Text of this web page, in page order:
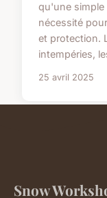
qu'une
nécessité
et protection.
intempéries,
25 avril 2025
Snow